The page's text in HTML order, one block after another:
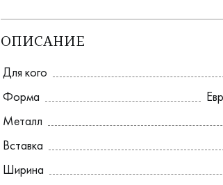
ОПИСАНИЕ
Для кого
Форма
Металл
Вставка
Ширина